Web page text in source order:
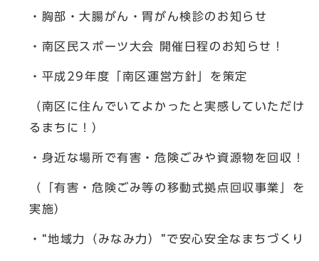
・胸部・大腸がん・胃がん検診のお知らせ
・南区民スポーツ大会 開催日程のお知らせ！
・平成29年度「南区運営方針」を策定
（南区に住んでいてよかったと実感していただけ
るまちに！）
・身近な場所で有害・危険ごみや資源物を回収！
（「有害・危険ごみ等の移動式拠点回収事業」を
実施）
・“地域力（みなみ力）”で安心安全なまちづくり